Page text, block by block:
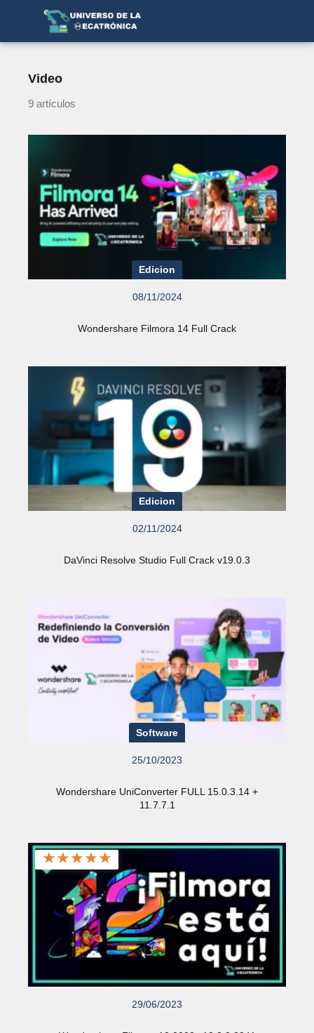
Video
9 artículos
Edicion
08/11/2024
Wondershare Filmora 14 Full Crack
Edicion
02/11/2024
DaVinci Resolve Studio Full Crack v19.0.3
Software
25/10/2023
Wondershare UniConverter FULL 15.0.3.14 +
11.7.7.1
★★★★★
29/06/2023